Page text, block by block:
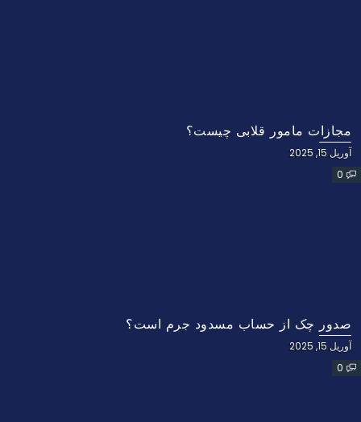
مجازات مامور قلابی چیست؟
آوریل 15, 2025
0
صدور چک از حساب مسدود جرم است؟
آوریل 15, 2025
0